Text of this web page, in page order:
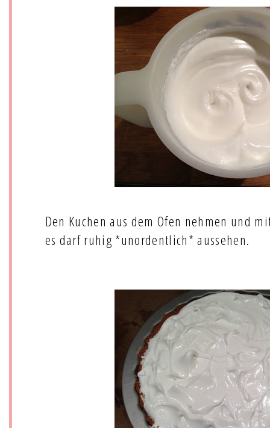
Den Kuchen aus dem Ofen nehmen und
es darf ruhig *unordentlich* aussehen.